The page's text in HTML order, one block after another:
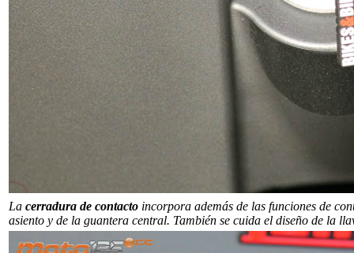
La cerradura de contacto incorpora además de las funciones de
asiento y de la guantera central. También se cuida el diseño de la